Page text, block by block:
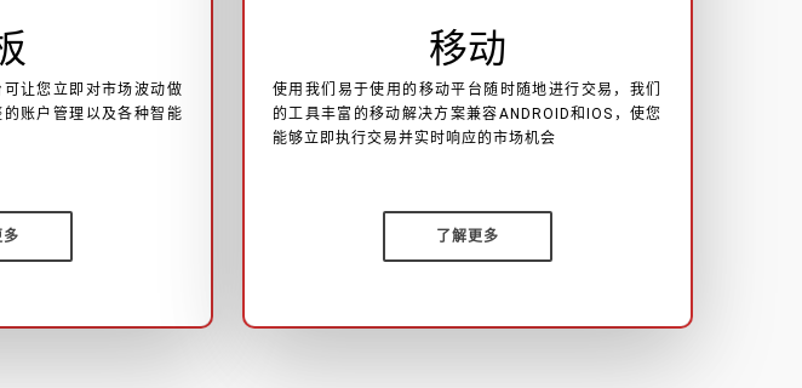
让您立即对市场波动做
账户管理以及各种智能
多
移动
使用我们易于使用的移动平台随时随地进行交易，我们
的工具丰富的移动解决方案兼容ANDROID和IOS，使您
能够立即执行交易并实时响应的市场机会
了解更多